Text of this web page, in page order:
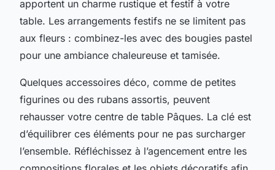
apportent un charme rustique et festif à votre
table. Les arrangements festifs ne se limitent pas
aux fleurs : combinez-les avec des bougies pastel
pour une ambiance chaleureuse et tamisée.
Quelques accessoires déco, comme de petites
figurines ou des rubans assortis, peuvent
rehausser votre centre de table Pâques. La clé est
d’équilibrer ces éléments pour ne pas surcharger
l’ensemble. Réfléchissez à l’agencement entre les